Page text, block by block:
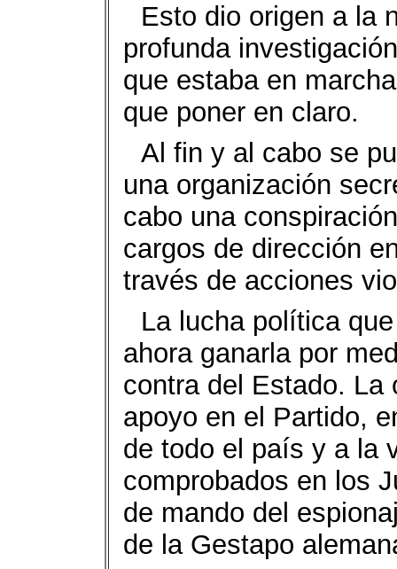
Esto dio origen a la
profunda
que estaba en
que poner en claro.
Al fin y al cabo se
una organización
cabo una
cargos de dirección
través de acciones
La lucha política
ahora ganarla por
contra del Estado. La
apoyo en el Partido,
de todo el país y a la
comprobados en los
de mando del
de la Gestapo